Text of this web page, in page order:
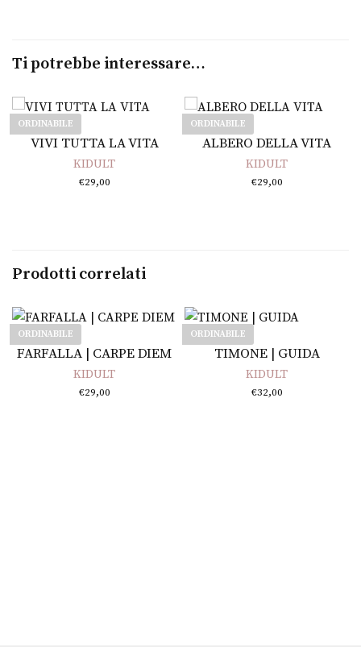
Ti potrebbe interessare…
ORDINABILE
Leggi tutto
VIVI TUTTA LA VITA
KIDULT
€29,00
ORDINABILE
Leggi tutto
ALBERO DELLA VITA
KIDULT
€29,00
Prodotti correlati
ORDINABILE
Leggi tutto
FARFALLA | CARPE DIEM
KIDULT
€29,00
ORDINABILE
Leggi tutto
TIMONE | GUIDA
KIDULT
€32,00